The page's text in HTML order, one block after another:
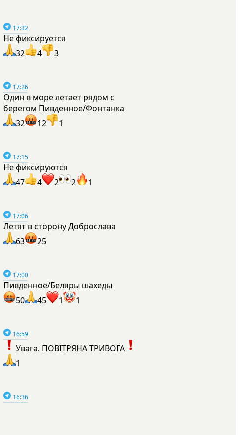
17:32
Не фиксируется
32
4 3
17:26
Один в море летает рядом с
берегом Пивденное/Фонтанка
32
12 1
17:15
Не фиксируются
47
4 2 2 1
17:06
Летят в сторону Доброслава
63
25
17:00
Пивденное/Беляры шахеды
50
45 1 1
16:59
Увага. ПОВІТРЯНА ТРИВОГА
1
16:36